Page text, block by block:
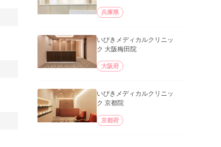
兵庫県
いびきメディカルクリニッ
ク 大阪梅田院
大阪府
いびきメディカルクリニッ
ク 京都院
京都府